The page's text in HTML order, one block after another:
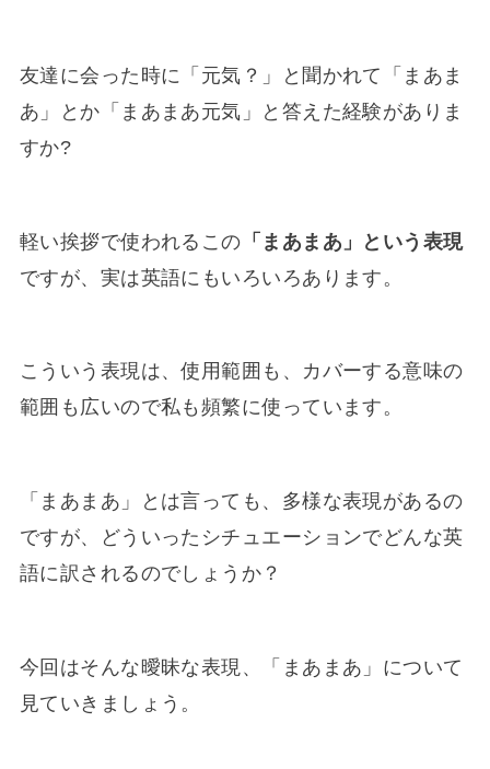
友達に会った時に「元気？」と聞かれて「まあま
あ」とか「まあまあ元気」と答えた経験がありま
すか?
軽い挨拶で使われるこの 「まあまあ」という表現
ですが、実は英語にもいろいろあります。
こういう表現は、使用範囲も、カバーする意味の
範囲も広いので私も頻繁に使っています。
「まあまあ」とは言っても、多様な表現があるの
ですが、どういったシチュエーションでどんな英
語に訳されるのでしょうか？
今回はそんな曖昧な表現、「まあまあ」について
見ていきましょう。